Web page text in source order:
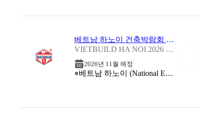
베트남 하노이 건축박람회 2026 (4차)
VIETBUILD HA NOI 2026 - INTERNATIONAL EXHIBITION (PHASE 4)
2026년 11월 예정
베트남 하노이 (National Exhibition Construction Center (NECC))